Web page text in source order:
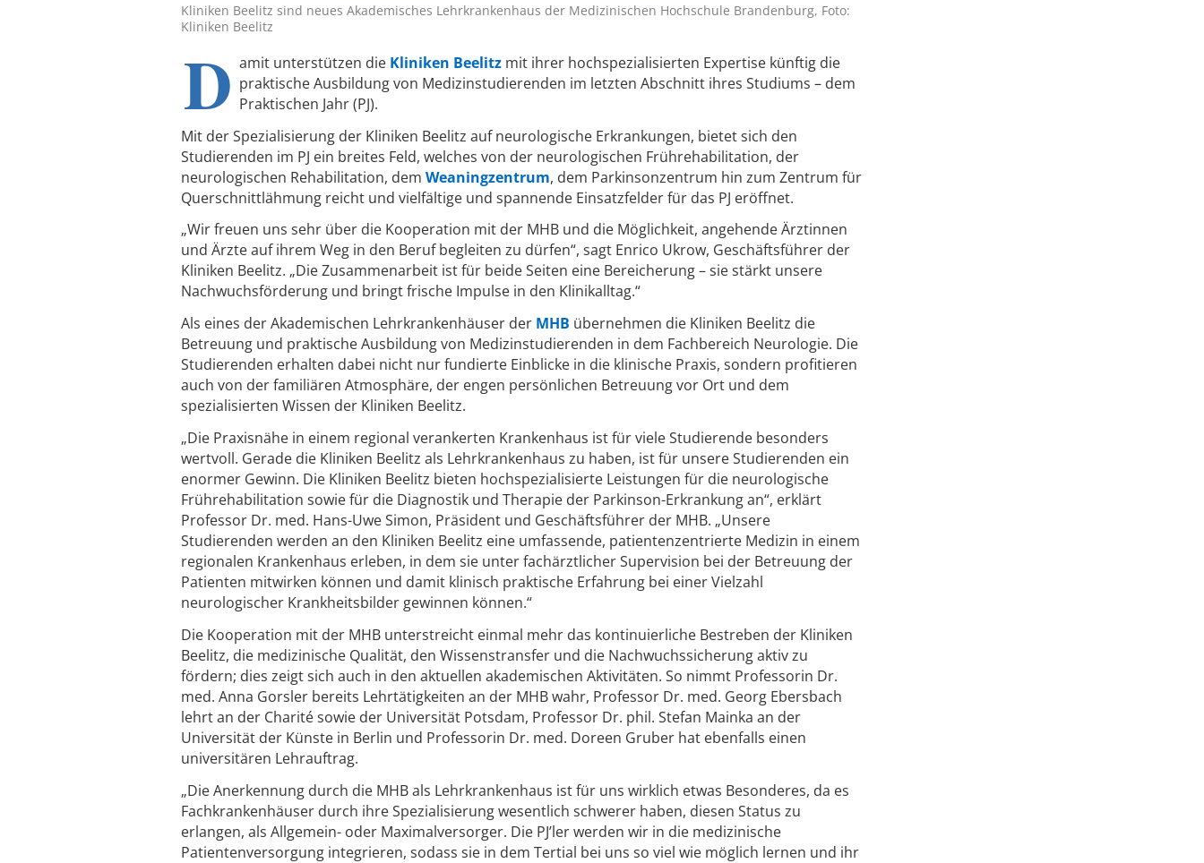
Kliniken Beelitz sind neues Akademisches Lehrkrankenhaus der Medizinischen Hochschule Brandenburg, Foto:
Kliniken Beelitz
D amit unterstützen die Kliniken Beelitz mit ihrer hochspezialisierten Expertise künftig die
praktische Ausbildung von Medizinstudierenden im letzten Abschnitt ihres Studiums – dem
Praktischen Jahr (PJ).
Mit der Spezialisierung der Kliniken Beelitz auf neurologische Erkrankungen, bietet sich den
Studierenden im PJ ein breites Feld, welches von der neurologischen Frührehabilitation, der
neurologischen Rehabilitation, dem Weaningzentrum, dem Parkinsonzentrum hin zum Zentrum für
Querschnittlähmung reicht und vielfältige und spannende Einsatzfelder für das PJ eröffnet.
„Wir freuen uns sehr über die Kooperation mit der MHB und die Möglichkeit, angehende Ärztinnen
und Ärzte auf ihrem Weg in den Beruf begleiten zu dürfen“, sagt Enrico Ukrow, Geschäftsführer der
Kliniken Beelitz. „Die Zusammenarbeit ist für beide Seiten eine Bereicherung – sie stärkt unsere
Nachwuchsförderung und bringt frische Impulse in den Klinikalltag.“
Als eines der Akademischen Lehrkrankenhäuser der MHB übernehmen die Kliniken Beelitz die
Betreuung und praktische Ausbildung von Medizinstudierenden in dem Fachbereich Neurologie. Die
Studierenden erhalten dabei nicht nur fundierte Einblicke in die klinische Praxis, sondern profitieren
auch von der familiären Atmosphäre, der engen persönlichen Betreuung vor Ort und dem
spezialisierten Wissen der Kliniken Beelitz.
„Die Praxisnähe in einem regional verankerten Krankenhaus ist für viele Studierende besonders
wertvoll. Gerade die Kliniken Beelitz als Lehrkrankenhaus zu haben, ist für unsere Studierenden ein
enormer Gewinn. Die Kliniken Beelitz bieten hochspezialisierte Leistungen für die neurologische
Frührehabilitation sowie für die Diagnostik und Therapie der Parkinson-Erkrankung an“, erklärt
Professor Dr. med. Hans-Uwe Simon, Präsident und Geschäftsführer der MHB. „Unsere
Studierenden werden an den Kliniken Beelitz eine umfassende, patientenzentrierte Medizin in einem
regionalen Krankenhaus erleben, in dem sie unter fachärztlicher Supervision bei der Betreuung der
Patienten mitwirken können und damit klinisch praktische Erfahrung bei einer Vielzahl
neurologischer Krankheitsbilder gewinnen können.“
Die Kooperation mit der MHB unterstreicht einmal mehr das kontinuierliche Bestreben der Kliniken
Beelitz, die medizinische Qualität, den Wissenstransfer und die Nachwuchssicherung aktiv zu
fördern; dies zeigt sich auch in den aktuellen akademischen Aktivitäten. So nimmt Professorin Dr.
med. Anna Gorsler bereits Lehrtätigkeiten an der MHB wahr, Professor Dr. med. Georg Ebersbach
lehrt an der Charité sowie der Universität Potsdam, Professor Dr. phil. Stefan Mainka an der
Universität der Künste in Berlin und Professorin Dr. med. Doreen Gruber hat ebenfalls einen
universitären Lehrauftrag.
„Die Anerkennung durch die MHB als Lehrkrankenhaus ist für uns wirklich etwas Besonderes, da es
Fachkrankenhäuser durch ihre Spezialisierung wesentlich schwerer haben, diesen Status zu
erlangen, als Allgemein- oder Maximalversorger. Die PJ’ler werden wir in die medizinische
Patientenversorgung integrieren, sodass sie in dem Tertial bei uns so viel wie möglich lernen und ihr